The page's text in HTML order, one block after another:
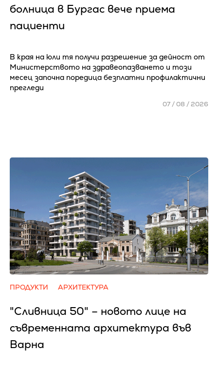
болница в Бургас вече приема
пациенти
В края на юли тя получи разрешение за дейност от
Министерството на здравеопазването и този
месец започна поредица безплатни профилактични
прегледи
07 / 08 / 2026
ПРОДУКТИ АРХИТЕКТУРА
"Сливница 50" – новото лице на
съвременната архитектура във
Варна